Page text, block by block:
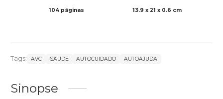
104 páginas 13.9 x 21 x 0.6 cm
Tags: AVC SAUDE AUTOCUIDADO AUTOAJUDA
Sinopse